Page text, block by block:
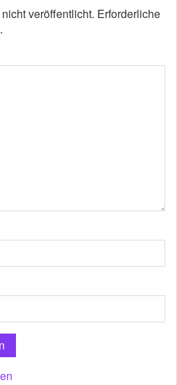
veröffentlicht. Erforderliche